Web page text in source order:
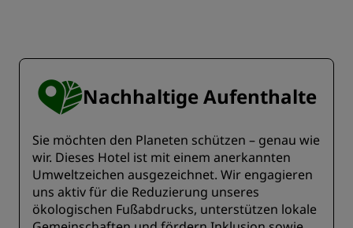
Nachhaltige Aufenthalte
Sie möchten den Planeten schützen – genau wie
wir. Dieses Hotel ist mit einem anerkannten
Umweltzeichen ausgezeichnet. Wir engagieren
uns aktiv für die Reduzierung unseres
ökologischen Fußabdrucks, unterstützen lokale